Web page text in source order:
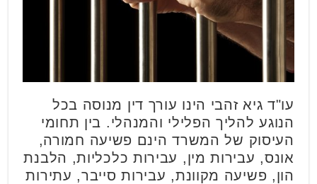
עו"ד גיא זהבי הינו עורך דין מנוסה בכל
הנוגע להליך הפלילי והמנהלי. בין תחומי
העיסוק של המשרד הינם פשיעה חמורה,
אונס, עבירות מין, עבירות כלכליות, הלבנת
הון, פשיעה מקוונת, עבירות סייבר, עתירות